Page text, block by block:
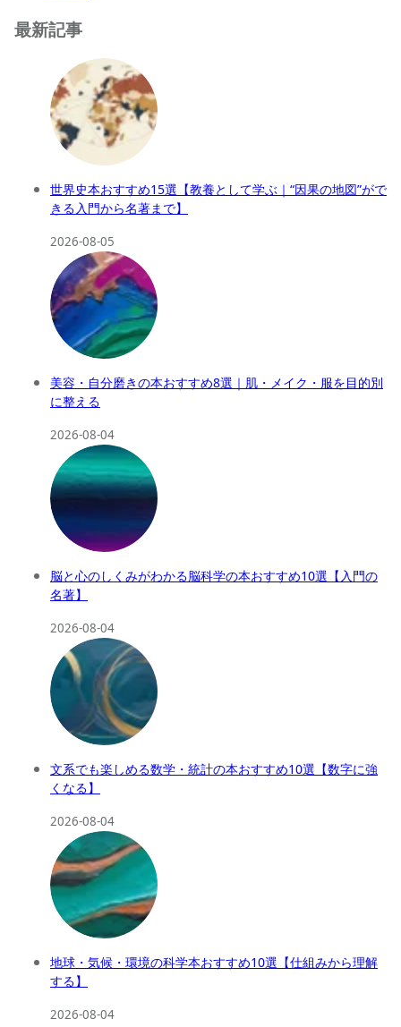
最新記事
世界史本おすすめ15選【教養として学ぶ｜“因果の地図”がで
きる入門から名著まで】
2026-08-05
美容・自分磨きの本おすすめ8選｜肌・メイク・服を目的別
に整える
2026-08-04
脳と心のしくみがわかる脳科学の本おすすめ10選【入門の
名著】
2026-08-04
文系でも楽しめる数学・統計の本おすすめ10選【数字に強
くなる】
2026-08-04
地球・気候・環境の科学本おすすめ10選【仕組みから理解
する】
2026-08-04